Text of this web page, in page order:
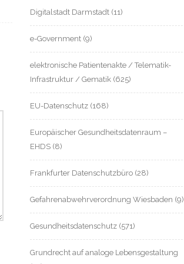
Digitalstadt Darmstadt (11)
e-Government (9)
elektronische Patientenakte / Telematik-
Infrastruktur / Gematik (625)
EU-Datenschutz (168)
Europäischer Gesundheitsdatenraum –
EHDS (8)
Frankfurter Datenschutzbüro (28)
Gefahrenabwehrverordnung Wiesbaden (9)
Gesundheitsdatenschutz (571)
Grundrecht auf analoge Lebensgestaltung